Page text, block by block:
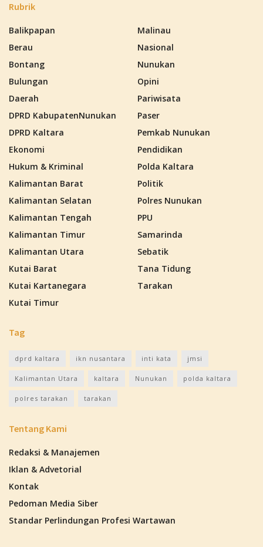
Rubrik
Balikpapan
Berau
Bontang
Bulungan
Daerah
DPRD KabupatenNunukan
DPRD Kaltara
Ekonomi
Hukum & Kriminal
Kalimantan Barat
Kalimantan Selatan
Kalimantan Tengah
Kalimantan Timur
Kalimantan Utara
Kutai Barat
Kutai Kartanegara
Kutai Timur
Malinau
Nasional
Nunukan
Opini
Pariwisata
Paser
Pemkab Nunukan
Pendidikan
Polda Kaltara
Politik
Polres Nunukan
PPU
Samarinda
Sebatik
Tana Tidung
Tarakan
Tag
dprd kaltara ikn nusantara inti kata jmsi
Kalimantan Utara kaltara Nunukan polda kaltara
polres tarakan tarakan
Tentang Kami
Redaksi & Manajemen
Iklan & Advetorial
Kontak
Pedoman Media Siber
Standar Perlindungan Profesi Wartawan